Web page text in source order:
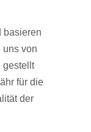
basieren
uns von
gestellt
für die
der